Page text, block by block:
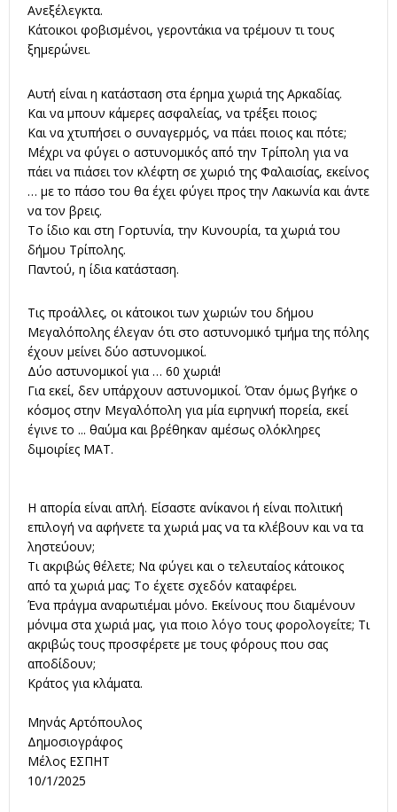
Ανεξέλεγκτα.
Κάτοικοι φοβισμένοι, γεροντάκια να τρέμουν τι τους
ξημερώνει.
Αυτή είναι η κατάσταση στα έρημα χωριά της Αρκαδίας.
Και να μπουν κάμερες ασφαλείας, να τρέξει ποιος;
Και να χτυπήσει ο συναγερμός, να πάει ποιος και πότε;
Μέχρι να φύγει ο αστυνομικός από την Τρίπολη για να
πάει να πιάσει τον κλέφτη σε χωριό της Φαλαισίας, εκείνος
… με το πάσο του θα έχει φύγει προς την Λακωνία και άντε
να τον βρεις.
Το ίδιο και στη Γορτυνία, την Κυνουρία, τα χωριά του
δήμου Τρίπολης.
Παντού, η ίδια κατάσταση.
Τις προάλλες, οι κάτοικοι των χωριών του δήμου
Μεγαλόπολης έλεγαν ότι στο αστυνομικό τμήμα της πόλης
έχουν μείνει δύο αστυνομικοί.
Δύο αστυνομικοί για … 60 χωριά!
Για εκεί, δεν υπάρχουν αστυνομικοί. Όταν όμως βγήκε ο
κόσμος στην Μεγαλόπολη για μία ειρηνική πορεία, εκεί
έγινε το ... θαύμα και βρέθηκαν αμέσως ολόκληρες
διμοιρίες ΜΑΤ.
Η απορία είναι απλή. Είσαστε ανίκανοι ή είναι πολιτική
επιλογή να αφήνετε τα χωριά μας να τα κλέβουν και να τα
ληστεύουν;
Τι ακριβώς θέλετε; Να φύγει και ο τελευταίος κάτοικος
από τα χωριά μας; Το έχετε σχεδόν καταφέρει.
Ένα πράγμα αναρωτιέμαι μόνο. Εκείνους που διαμένουν
μόνιμα στα χωριά μας, για ποιο λόγο τους φορολογείτε; Τι
ακριβώς τους προσφέρετε με τους φόρους που σας
αποδίδουν;
Κράτος για κλάματα.
Μηνάς Αρτόπουλος
Δημοσιογράφος
Μέλος ΕΣΠΗΤ
10/1/2025